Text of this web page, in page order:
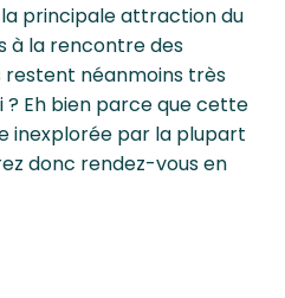
principale attraction du
à la rencontre des
restent néanmoins très
? Eh bien parce que cette
inexplorée par la plupart
donc rendez-vous en